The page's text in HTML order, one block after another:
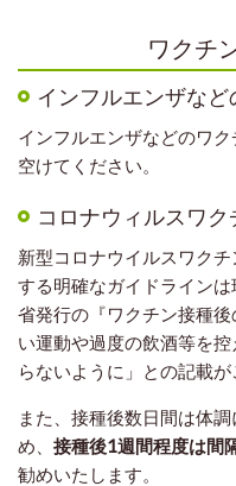
ワクチ
インフルエンザなど
インフルエンザなどのワ
空けてください。
コロナウィルスワ
新型コロナウイルスワク
する明確なガイドライン
省発行の『ワクチン接種後
い運動や過度の飲酒等を
らないように」との記載が
また、接種後数日間は体
め、 接種後1週間程度は間
勧めいたします。